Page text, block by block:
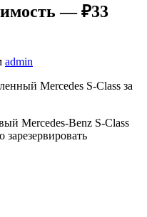
— ₽33
admin
Mercedes S-Class за
Mercedes-Benz S-Class